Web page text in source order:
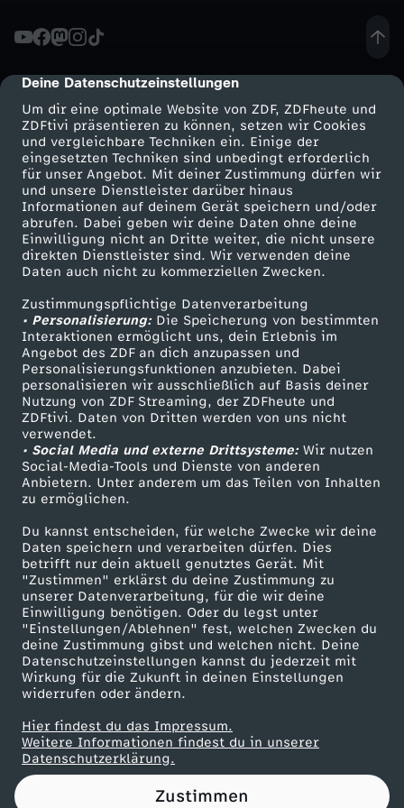
cmp-dialog-description
Deine Datenschutzeinstellungen
Um dir eine optimale Website von ZDF, ZDFheute und
ZDFtivi präsentieren zu können, setzen wir Cookies
und vergleichbare Techniken ein. Einige der
eingesetzten Techniken sind unbedingt erforderlich
für unser Angebot. Mit deiner Zustimmung dürfen wir
und unsere Dienstleister darüber hinaus
Informationen auf deinem Gerät speichern und/oder
abrufen. Dabei geben wir deine Daten ohne deine
Einwilligung nicht an Dritte weiter, die nicht unsere
direkten Dienstleister sind. Wir verwenden deine
Daten auch nicht zu kommerziellen Zwecken.
Zustimmungspflichtige Datenverarbeitung
• Personalisierung:Die Speicherung von bestimmten
Interaktionen ermöglicht uns, dein Erlebnis im
Angebot des ZDF an dich anzupassen und
Personalisierungsfunktionen anzubieten. Dabei
personalisieren wir ausschließlich auf Basis deiner
Nutzung von ZDF Streaming, der ZDFheute und
ZDFtivi. Daten von Dritten werden von uns nicht
verwendet.
• Social Media und externe Drittsysteme:Wir nutzen
Social-Media-Tools und Dienste von anderen
Anbietern. Unter anderem um das Teilen von Inhalten
zu ermöglichen.
Du kannst entscheiden, für welche Zwecke wir deine
Daten speichern und verarbeiten dürfen. Dies
betrifft nur dein aktuell genutztes Gerät. Mit
"Zustimmen" erklärst du deine Zustimmung zu
unserer Datenverarbeitung, für die wir deine
Einwilligung benötigen. Oder du legst unter
"Einstellungen/Ablehnen" fest, welchen Zwecken du
deine Zustimmung gibst und welchen nicht. Deine
Datenschutzeinstellungen kannst du jederzeit mit
Wirkung für die Zukunft in deinen Einstellungen
widerrufen oder ändern.
Hier findest du das Impressum.
Weitere Informationen findest du in unserer
Datenschutzerklärung.
Zustimmen
.
r
e
t
t
e
t
B
r
a
s
i
l
i
e
n
v
o
Mehr ZDF
ZDF-Apps
Smart TV
ZDFtext
Livestreams
Sendungen A-Z
TV-Programm
Service
ZDFmitreden
Kontakt zum ZDF
Tickets
Zuschauerservice
Hilfe
ZDF Unternehmen
Karriere
ZDF goes Schule
Werbefernsehen
Mainzelmännchen
Partner